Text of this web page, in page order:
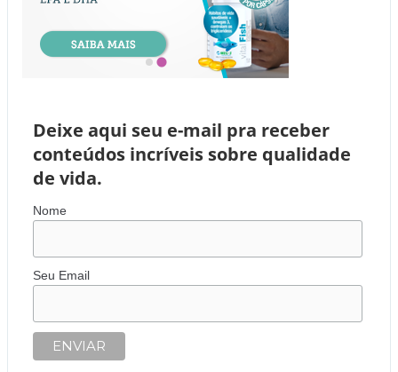
Deixe aqui seu e-mail pra receber
conteúdos incríveis sobre qualidade
de vida.
Nome
Seu Email